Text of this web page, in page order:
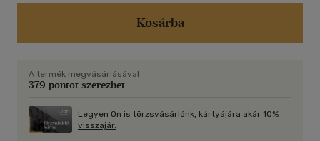
szekrényébe??
Kosárba
A termék megvásárlásával
379 pontot szerezhet
Legyen Ön is törzsvásárlónk, kártyájára akár 10%
visszajár.